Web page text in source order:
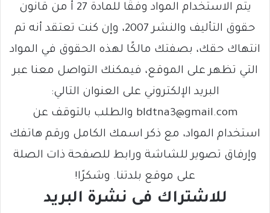
يتم الاستخدام المواد وفقًا للمادة 27 أ من قانون
حقوق التأليف والنشر 2007، وإن كنت تعتقد أنه تم
انتهاك حقك، بصفتك مالكًا لهذه الحقوق في المواد
التي تظهر على الموقع، فيمكنك التواصل معنا عبر
البريد الإلكتروني على العنوان التالي:
bldtna3@gmail.com والطلب بالتوقف عن
استخدام المواد، مع ذكر اسمك الكامل ورقم هاتفك
وإرفاق تصوير للشاشة ورابط للصفحة ذات الصلة
على موقع بلدتنا. وشكرًا!
للاشتراك فى نشرة البريد